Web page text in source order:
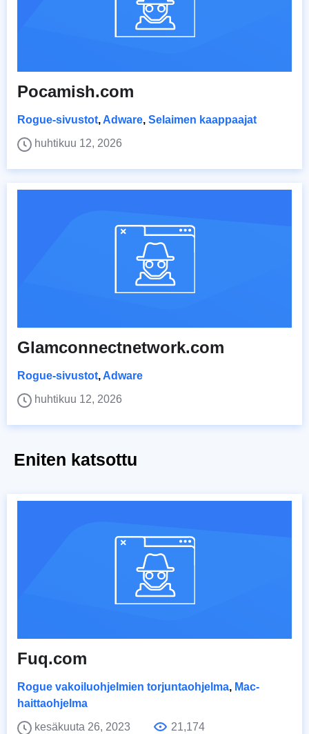
Pocamish.com
Rogue-sivustot, Adware, Selaimen kaappaajat
huhtikuu 12, 2026
Glamconnectnetwork.com
Rogue-sivustot, Adware
huhtikuu 12, 2026
Eniten katsottu
Fuq.com
Rogue vakoiluohjelmien torjuntaohjelma, Mac-
haittaohjelma
kesäkuuta 26, 2023
21,174